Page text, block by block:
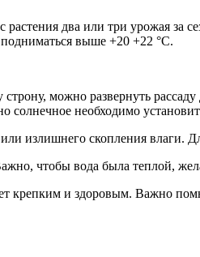
два или три урожая за
выше +20 +22 °C.
можно развернуть
солнечное необходимо
излишнего скопления влаги.
чтобы вода была теплой,
крепким и здоровым. Важно